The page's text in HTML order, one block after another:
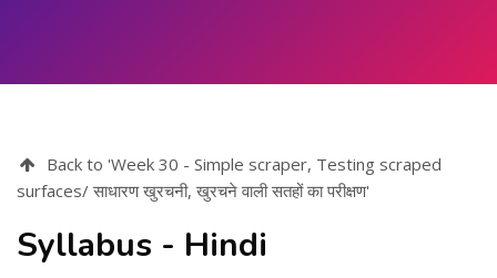
Back to 'Week 30 - Simple scraper, Testing scraped
surfaces/ साधारण खुरचनी, खुरचने वाली सतहों का परीक्षण'
Syllabus - Hindi